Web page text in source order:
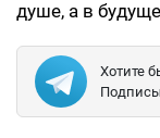
душе, а в
Хотите